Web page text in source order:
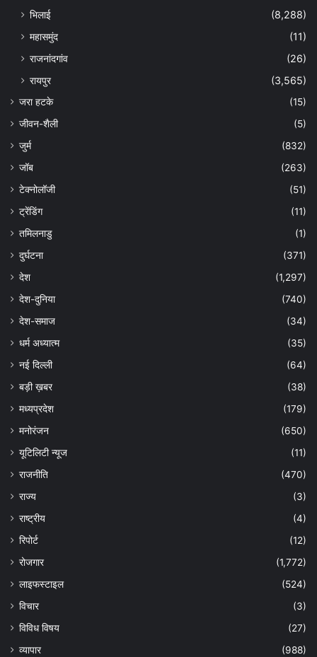
भिलाई
(8,288)
महासमुंद
(11)
राजनांदगांव
(26)
रायपुर
(3,565)
जरा हटके
(15)
जीवन-शैली
(5)
जुर्म
(832)
जॉब
(263)
टेक्नोलॉजी
(51)
ट्रेंडिंग
(11)
तमिलनाडु
(1)
दुर्घटना
(371)
देश
(1,297)
देश-दुनिया
(740)
देश-समाज
(34)
धर्म अध्यात्म
(35)
नई दिल्ली
(64)
बड़ी ख़बर
(38)
मध्यप्रदेश
(179)
मनोरंजन
(650)
यूटिलिटी न्यूज
(11)
राजनीति
(470)
राज्य
(3)
राष्ट्रीय
(4)
रिपोर्ट
(12)
रोजगार
(1,772)
लाइफस्टाइल
(524)
विचार
(3)
विविध विषय
(27)
व्यापार
(988)